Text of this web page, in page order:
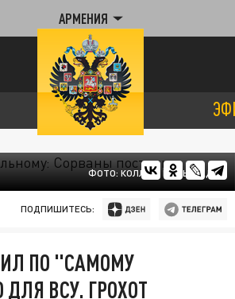
АРМЕНИЯ
ФОТО: КОЛЛАЖ ЦАРЬГРАДА
ПОДПИШИТЕСЬ:
ПО "САМОМУ
ВСУ. ГРОХОТ